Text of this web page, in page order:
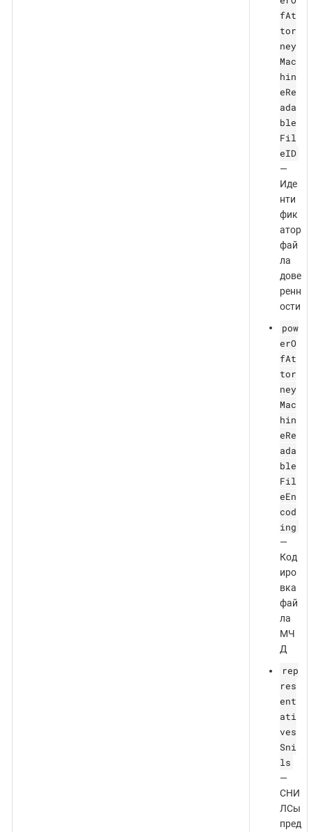
fAt
tor
ney
Mac
hin
eRe
ada
ble
Fil
eID
—
Иде
нти
фик
атор
фай
ла
дове
ренн
ости
pow
erO
fAt
tor
ney
Mac
hin
eRe
ada
ble
Fil
eEn
cod
ing
—
Код
иро
вка
фай
ла
МЧ
Д
rep
res
ent
ati
ves
Sni
ls
—
СНИ
ЛСы
пред